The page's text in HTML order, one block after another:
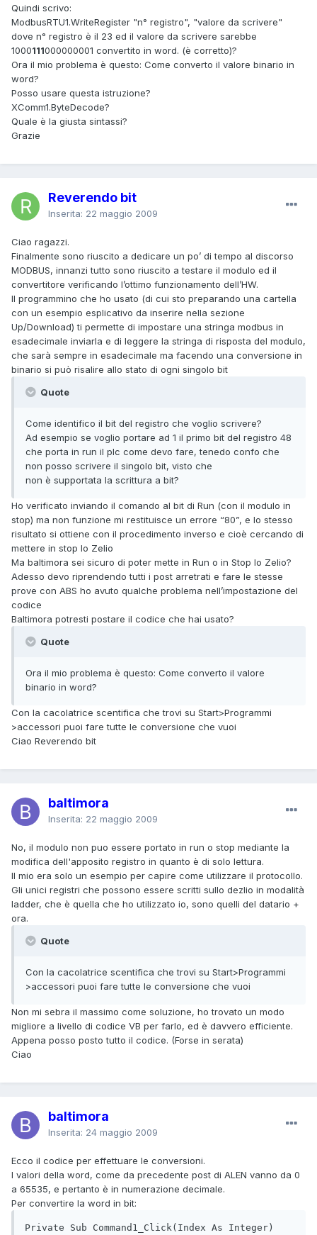
Quindi scrivo:
ModbusRTU1.WriteRegister "n° registro", "valore da scrivere"
dove n° registro è il 23 ed il valore da scrivere sarebbe
1000111000000001 convertito in word. (è corretto)?
Ora il mio problema è questo: Come converto il valore binario in
word?
Posso usare questa istruzione?
XComm1.ByteDecode?
Quale è la giusta sintassi?
Grazie
Reverendo bit
Inserita: 22 maggio 2009
Ciao ragazzi.
Finalmente sono riuscito a dedicare un po’ di tempo al discorso
MODBUS, innanzi tutto sono riuscito a testare il modulo ed il
convertitore verificando l’ottimo funzionamento dell’HW.
Il programmino che ho usato (di cui sto preparando una cartella
con un esempio esplicativo da inserire nella sezione
Up/Download) ti permette di impostare una stringa modbus in
esadecimale inviarla e di leggere la stringa di risposta del modulo,
che sarà sempre in esadecimale ma facendo una conversione in
binario si può risalire allo stato di ogni singolo bit
Quote
Come identifico il bit del registro che voglio scrivere?
Ad esempio se voglio portare ad 1 il primo bit del registro 48
che porta in run il plc come devo fare, tenedo confo che
non posso scrivere il singolo bit, visto che
non è supportata la scrittura a bit?
Ho verificato inviando il comando al bit di Run (con il modulo in
stop) ma non funzione mi restituisce un errore “80”, e lo stesso
risultato si ottiene con il procedimento inverso e cioè cercando di
mettere in stop lo Zelio
Ma baltimora sei sicuro di poter mette in Run o in Stop lo Zelio?
Adesso devo riprendendo tutti i post arretrati e fare le stesse
prove con ABS ho avuto qualche problema nell’impostazione del
codice
Baltimora potresti postare il codice che hai usato?
Quote
Ora il mio problema è questo: Come converto il valore
binario in word?
Con la cacolatrice scentifica che trovi su Start>Programmi
>accessori puoi fare tutte le conversione che vuoi
Ciao Reverendo bit
baltimora
Inserita: 22 maggio 2009
No, il modulo non puo essere portato in run o stop mediante la
modifica dell'apposito registro in quanto è di solo lettura.
Il mio era solo un esempio per capire come utilizzare il protocollo.
Gli unici registri che possono essere scritti sullo dezlio in modalità
ladder, che è quella che ho utilizzato io, sono quelli del datario +
ora.
Quote
Con la cacolatrice scentifica che trovi su Start>Programmi
>accessori puoi fare tutte le conversione che vuoi
Non mi sebra il massimo come soluzione, ho trovato un modo
migliore a livello di codice VB per farlo, ed è davvero efficiente.
Appena posso posto tutto il codice. (Forse in serata)
Ciao
baltimora
Inserita: 24 maggio 2009
Ecco il codice per effettuare le conversioni.
I valori della word, come da precedente post di ALEN vanno da 0
a 65535, e pertanto è in numerazione decimale.
Per convertire la word in bit:
Private Sub Command1_Click(Index As Integer)